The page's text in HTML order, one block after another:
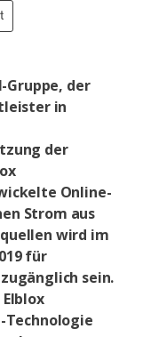
Gruppe, der
in
der
Online-
Strom aus
wird im
für
sein.